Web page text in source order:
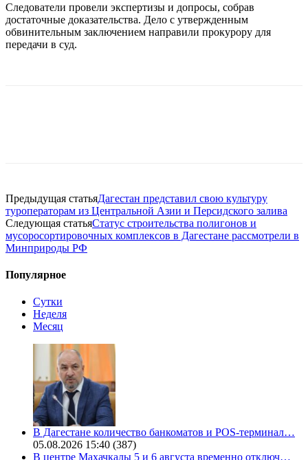
Следователи провели экспертизы и допросы, собрав
достаточные доказательства. Дело с утвержденным
обвинительным заключением направили прокурору для
передачи в суд.
Предыдущая статьяДагестан представил свою культуру
туроператорам из Центральной Азии и Персидского залива
Следующая статьяСтатус строительства полигонов и
мусоросортировочных комплексов в Дагестане рассмотрели в
Минприроды РФ
Популярное
Сутки
Неделя
Месяц
В Дагестане количество банкоматов и POS-терминал…
05.08.2026 15:40 (387)
В центре Махачкалы 5 и 6 августа временно отключ…